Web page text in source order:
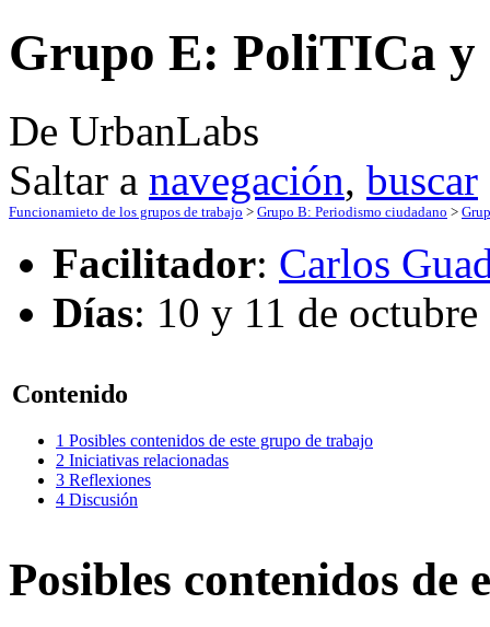
Grupo E: PoliTICa y
De UrbanLabs
Saltar a navegación, buscar
Funcionamieto de los grupos de trabajo > Grupo B: Periodismo ciudadano >
Facilitador: Carlos
Días: 10 y 11 de octubre
Contenido
1 Posibles contenidos de este grupo de trabajo
2 Iniciativas relacionadas
3 Reflexiones
4 Discusión
Posibles contenidos de